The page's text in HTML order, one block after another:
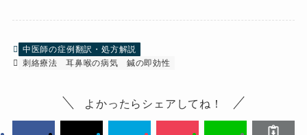
中医師の症例翻訳・処方解説
刺絡療法
耳鼻喉の病気 鍼の即効性
よかったらシェアしてね！